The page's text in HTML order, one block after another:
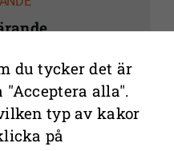
lärande,
skapa ”rätt
du tycker det är
alla".
typ av kakor
på